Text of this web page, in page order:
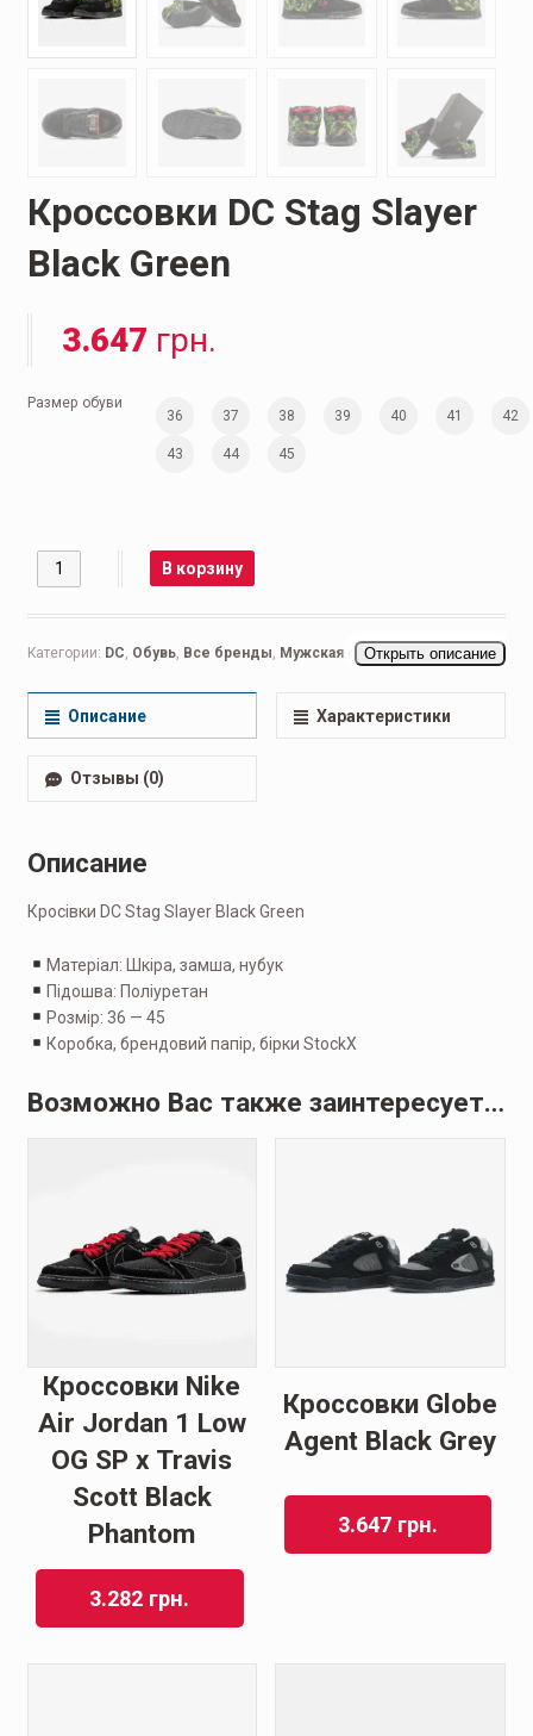
Кроссовки DC Stag Slayer
Black Green
3.647 грн.
Размер обуви
36 37 38 39 40 41 42
43 44 45
Количество В корзину
Категории: DC Обувь, Все бренды Мужская обувь,Беговые
Открыть описание
Описание Характеристики
Отзывы (0)
Описание
Кросівки DC Stag Slayer Black Green
Матеріал: Шкіра, замша, нубук
Підошва: Поліуретан
Розмір: 36 — 45
Коробка, брендовий папір, бірки StockX
Возможно Вас также заинтересует…
Кроссовки Nike
Air Jordan 1 Low
OG SP x Travis
Scott Blаck
Phantom
3.282 грн.
Кроссовки Globe
Agent Black Grey
3.647 грн.